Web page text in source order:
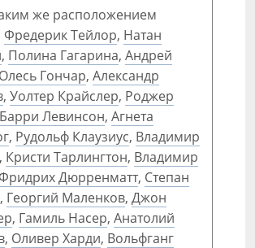
же расположением
Фредерик Тейлор, Натан
, Полина Гагарина, Андрей
Олесь Гончар, Александр
, Уолтер Крайслер, Роджер
Барри Левинсон, Агнета
, Рудольф Клаузиус, Владимир
, Кристи Тарлингтон, Владимир
Дюрренматт, Степан
, Георгий Маленков, Джон
, Гамиль Насер, Анатолий
, Оливер Харди, Вольфганг